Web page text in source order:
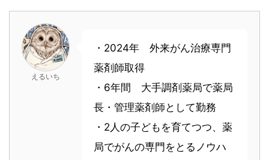
えるいち
・2024年 外来がん治療専門
薬剤師取得
・6年間 大手調剤薬局で薬局
長・管理薬剤師として勤務
・2人の子どもを育てつつ、薬
局でがんの専門をとるノウハ